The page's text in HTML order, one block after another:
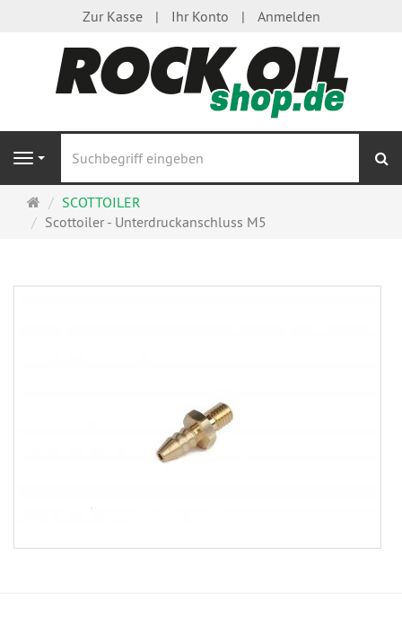
Zur Kasse Ihr Konto Anmelden
Navigation
Startseite
SCOTTOILER
Scottoiler - Unterdruckanschluss M5